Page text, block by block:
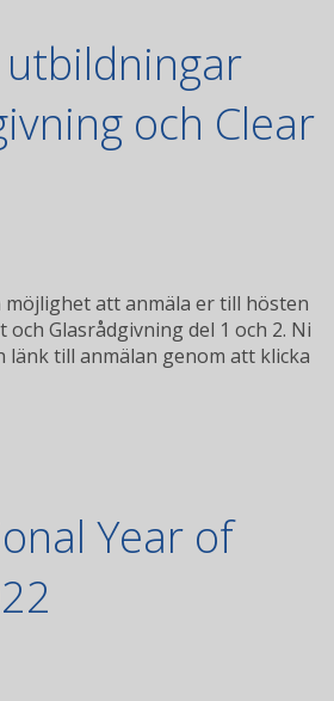
och Clear
att anmäla er till hösten
och Glasrådgivning del 1 och 2. Ni
länk till anmälan genom att klicka
Year of